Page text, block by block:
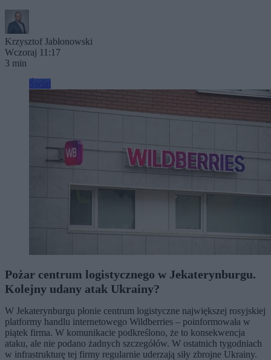
Krzysztof Jabłonowski
Wczoraj 11:17
3 min
Pożar centrum logistycznego w Jekaterynburgu.
Kolejny udany atak Ukrainy?
W Jekaterynburgu płonie centrum logistyczne największej rosyjskiej
platformy handlu internetowego Wildberries – poinformowała w
piątek firma. W komunikacie podkreślono, że to konsekwencja
ataku, ale nie podano żadnych szczegółów. W ostatnich tygodniach
w infrastrukturę tej firmy regularnie uderzają siły zbrojne Ukrainy.